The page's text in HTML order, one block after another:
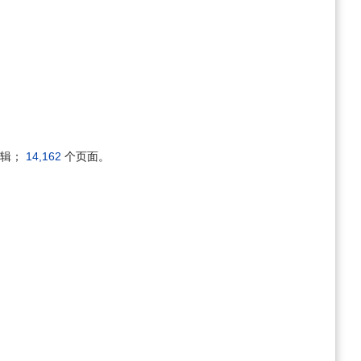
； 14,162 个页面。